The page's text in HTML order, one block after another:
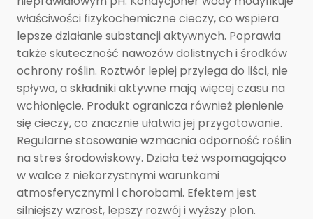
właściwości fizykochemiczne cieczy, co wspiera
lepsze działanie substancji aktywnych. Poprawia
także skuteczność nawozów dolistnych i środków
ochrony roślin. Roztwór lepiej przylega do liści, nie
spływa, a składniki aktywne mają więcej czasu na
wchłonięcie. Produkt ogranicza również pienienie
się cieczy, co znacznie ułatwia jej przygotowanie.
Regularne stosowanie wzmacnia odporność roślin
na stres środowiskowy. Działa też wspomagająco
w walce z niekorzystnymi warunkami
atmosferycznymi i chorobami. Efektem jest
silniejszy wzrost, lepszy rozwój i wyższy plon.